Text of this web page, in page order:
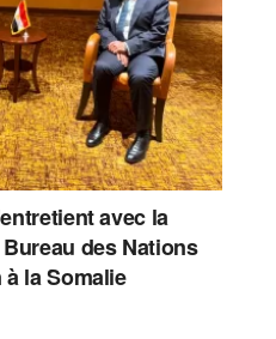
avec la
des Nations
la Somalie